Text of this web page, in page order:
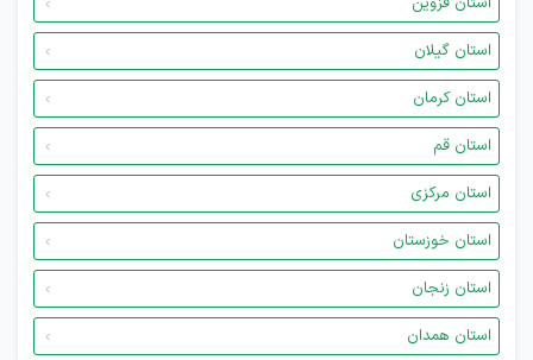
استان گیلان
استان کرمان
استان قم
استان مرکزی
استان خوزستان
استان زنجان
استان همدان